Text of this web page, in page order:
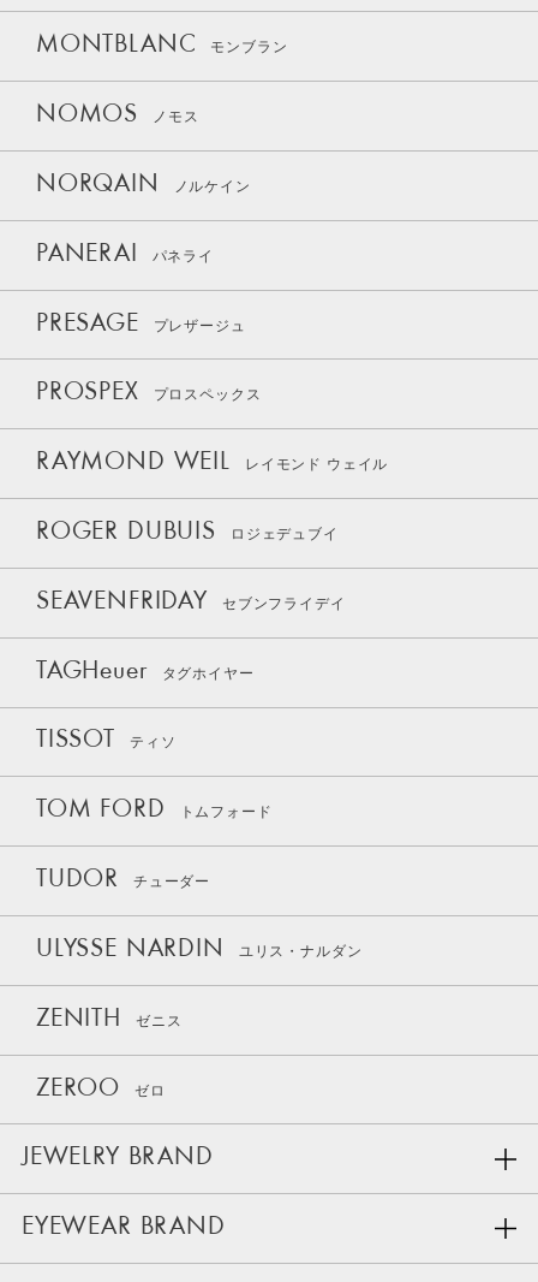
MONTBLANC モンブラン
NOMOS ノモス
NORQAIN ノルケイン
PANERAI パネライ
PRESAGE プレザージュ
PROSPEX プロスペックス
RAYMOND WEIL レイモンド ウェイル
ROGER DUBUIS ロジェデュブイ
SEAVENFRIDAY セブンフライデイ
TAGHeuer タグホイヤー
TISSOT ティソ
TOM FORD トムフォード
TUDOR チューダー
ULYSSE NARDIN ユリス・ナルダン
ZENITH ゼニス
ZEROO ゼロ
JEWELRY BRAND
EYEWEAR BRAND